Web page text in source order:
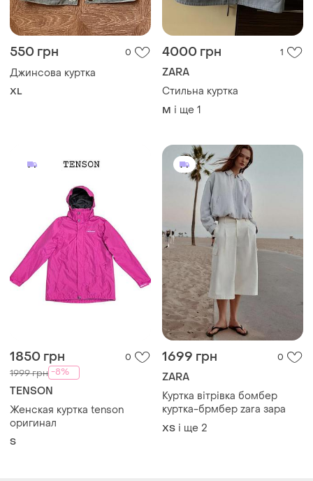
550 грн 0
Джинсова куртка
XL
4000 грн 1
ZARA
Стильна куртка
M і ще 1
1850 грн 0
1999 грн -8%
TENSON
Женская куртка tenson
оригинал
S
1699 грн 0
ZARA
Куртка вітрівка бомбер
куртка-брмбер zara зара
ХS і ще 2